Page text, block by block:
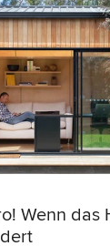
Wenn das